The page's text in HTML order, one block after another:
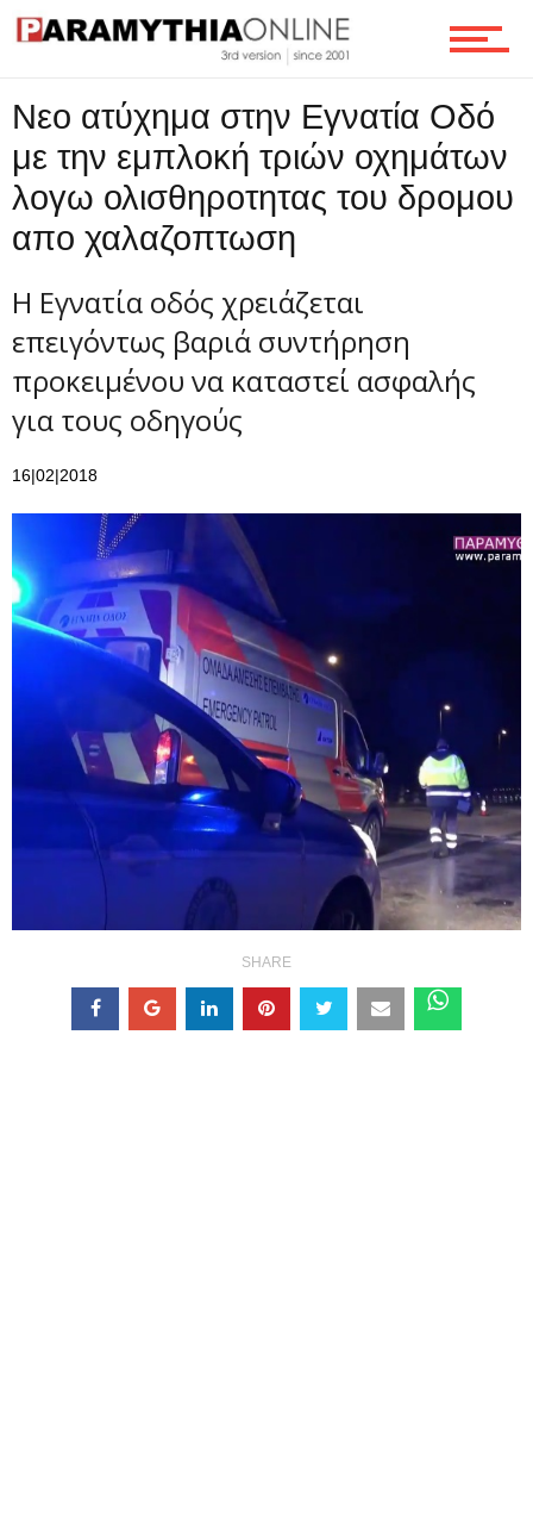
Νεο ατύχημα στην Εγνατία Οδό
με την εμπλοκή τριών οχημάτων
λογω ολισθηροτητας του δρομου
απο χαλαζοπτωση
Η Εγνατία οδός χρειάζεται
επειγόντως βαριά συντήρηση
προκειμένου να καταστεί ασφαλής
για τους οδηγούς
16|02|2018
SHARE